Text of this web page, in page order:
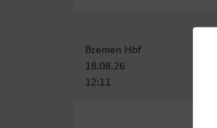
Bremen Hbf
18.08.26
12:11